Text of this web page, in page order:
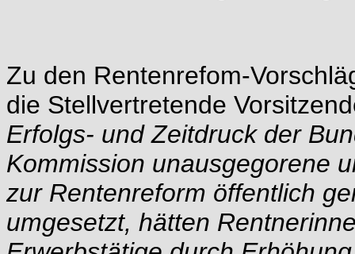
Zu den Rentenrefom-
die Stellvertretende
Erfolgs- und Zeitdruck der
Kommission unausgegorene
zur Rentenreform öffentlich
umgesetzt, hätten